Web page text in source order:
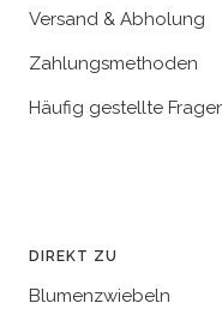
Versand & Abholung
Zahlungsmethoden
Häufig gestellte
DIREKT ZU
Blumenzwiebeln